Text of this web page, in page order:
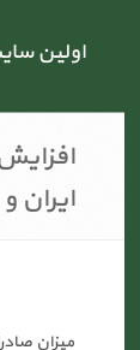
اولین
ایران